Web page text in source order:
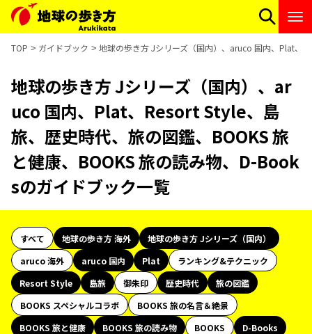
TOP ガイドブック 地球の歩き方 Jシリーズ（国内）、aruco 国内、Plat、
地球の歩き方 Jシリーズ（国内）、ar
uco 国内、Plat、Resort Style、島
旅、歴史時代、旅の図鑑、BOOKS 旅
と健康、BOOKS 旅の読み物、D-Book
sのガイドブック一覧
すべて 地球の歩き方 海外
地球の歩き方 Jシリーズ（国内）
aruco 海外
aruco 国内 Plat
ランキング&テクニック
Resort Style
島旅 御朱印 歴史時代
旅の図鑑
BOOKS スペシャルコラボ
BOOKS 旅の名言＆絶景
BOOKS 旅と健康
BOOKS 旅の読み物 BOOKS
D-Books